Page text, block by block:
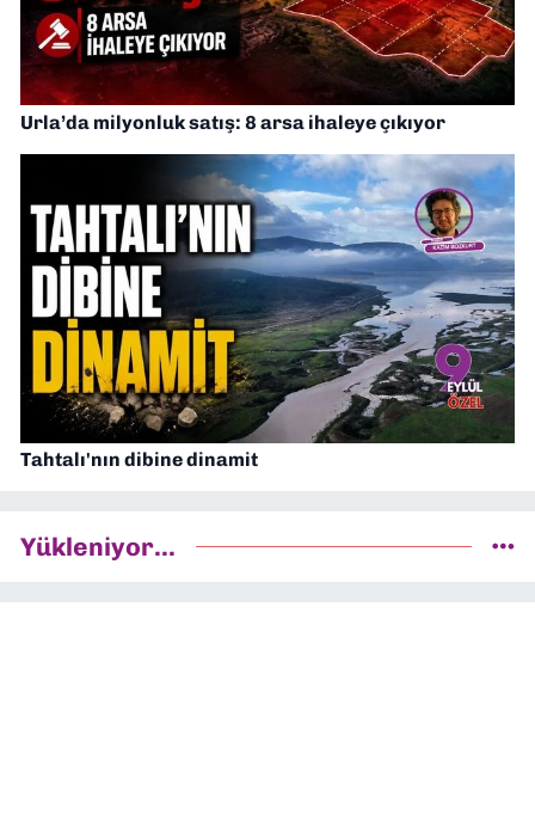
Urla’da milyonluk satış: 8 arsa ihaleye çıkıyor
Tahtalı'nın dibine dinamit
Yükleniyor...